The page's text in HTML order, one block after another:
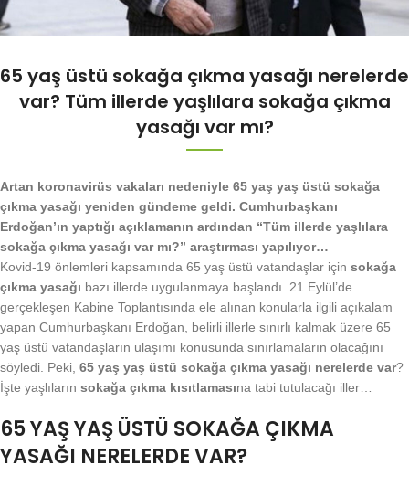
65 yaş üstü sokağa çıkma yasağı nerelerde
var? Tüm illerde yaşlılara sokağa çıkma
yasağı var mı?
Artan koronavirüs vakaları nedeniyle 65 yaş yaş üstü sokağa
çıkma yasağı yeniden gündeme geldi. Cumhurbaşkanı
Erdoğan’ın yaptığı açıklamanın ardından “Tüm illerde yaşlılara
sokağa çıkma yasağı var mı?” araştırması yapılıyor…
Kovid-19 önlemleri kapsamında 65 yaş üstü vatandaşlar için sokağa
çıkma yasağı bazı illerde uygulanmaya başlandı. 21 Eylül’de
gerçekleşen Kabine Toplantısında ele alınan konularla ilgili açıkalam
yapan Cumhurbaşkanı Erdoğan, belirli illerle sınırlı kalmak üzere 65
yaş üstü vatandaşların ulaşımı konusunda sınırlamaların olacağını
söyledi. Peki, 65 yaş yaş üstü sokağa çıkma yasağı nerelerde var?
İşte yaşlıların sokağa çıkma kısıtlamasına tabi tutulacağı iller…
65 YAŞ YAŞ ÜSTÜ SOKAĞA ÇIKMA
YASAĞI NERELERDE VAR?